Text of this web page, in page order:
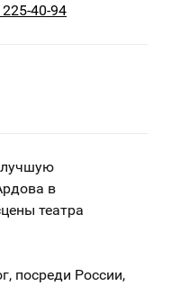
40-94
лучшую
в
театра
посреди России,